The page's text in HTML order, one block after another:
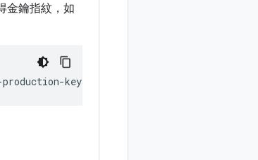
金鑰指紋，如
production-keystore